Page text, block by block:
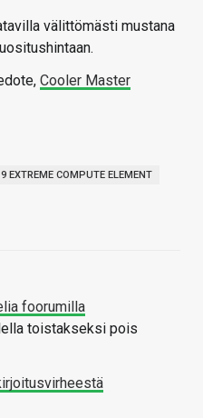
välittömästi mustana
Cooler Master
9 EXTREME COMPUTE ELEMENT
foorumilla
toistakseksi pois